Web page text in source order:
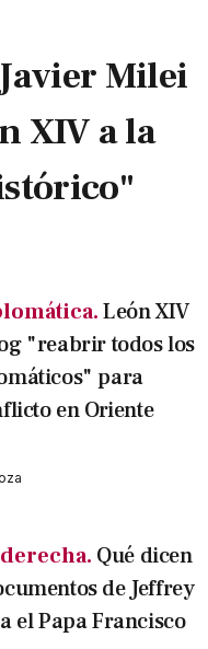
Milei
XIV a la
León XIV
"reabrir todos los
para
en Oriente
Qué dicen
de Jeffrey
el Papa Francisco